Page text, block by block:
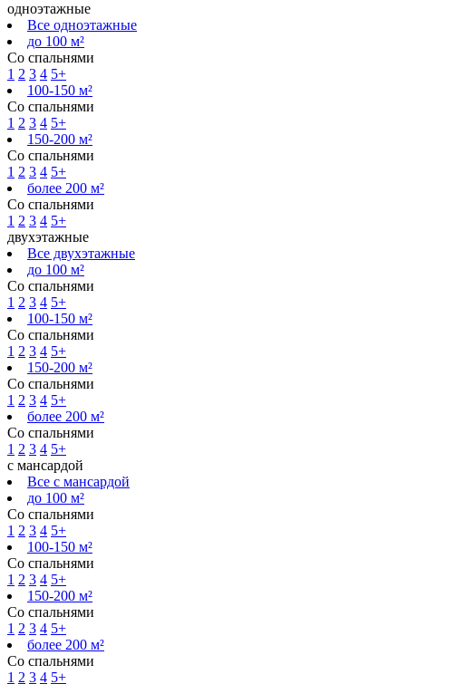
одноэтажные
Все одноэтажные
до 100 м²
Со спальнями
1 2 3 4 5+
100-150 м²
Со спальнями
1 2 3 4 5+
150-200 м²
Со спальнями
1 2 3 4 5+
более 200 м²
Со спальнями
1 2 3 4 5+
двухэтажные
Все двухэтажные
до 100 м²
Со спальнями
1 2 3 4 5+
100-150 м²
Со спальнями
1 2 3 4 5+
150-200 м²
Со спальнями
1 2 3 4 5+
более 200 м²
Со спальнями
1 2 3 4 5+
с мансардой
Все с мансардой
до 100 м²
Со спальнями
1 2 3 4 5+
100-150 м²
Со спальнями
1 2 3 4 5+
150-200 м²
Со спальнями
1 2 3 4 5+
более 200 м²
Со спальнями
1 2 3 4 5+